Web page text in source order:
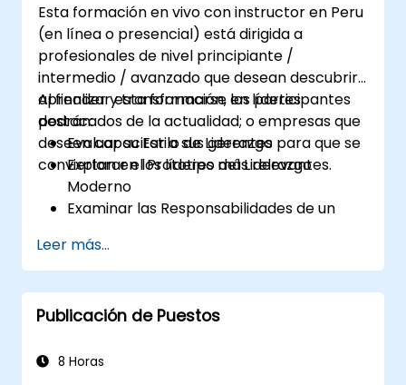
Esta formación en vivo con instructor en Peru
(en línea o presencial) está dirigida a
profesionales de nivel principiante /
intermedio / avanzado que desean descubrir,
aprender y transformarse en líderes
destacados de la actualidad; o empresas que
deseen capacitar a sus gerentes para que se
conviertan en los líderes más relevantes.
Al finalizar esta formación, los participantes
podrán:
Evaluar su Estilo de Liderazgo
Explorar el Prototipo del Liderazgo
Moderno
Examinar las Responsabilidades de un
Mejorar sus Habilidades de Liderazgo
Servir como Modelo a Seguir
Leer más...
Publicación de Puestos
8 Horas